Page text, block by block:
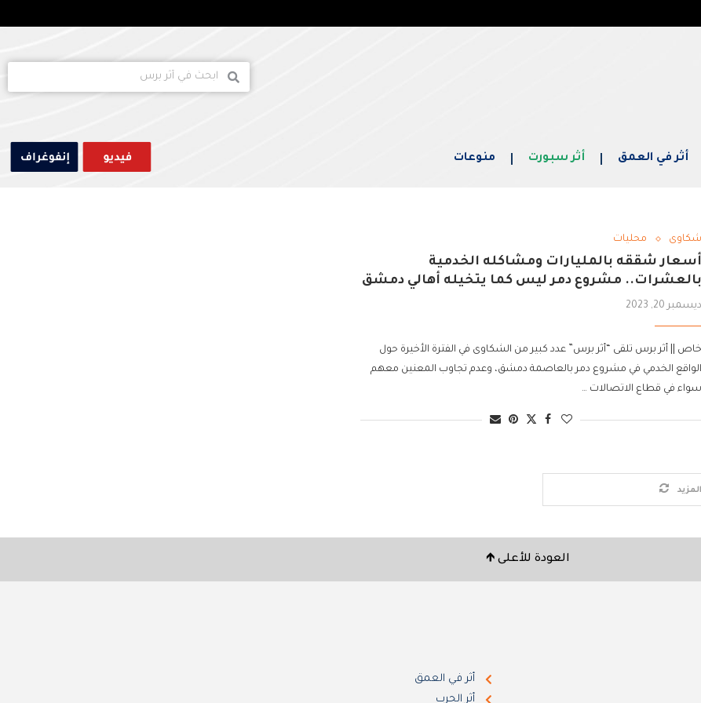
أثر في العمق أثر سبورت منوعات
شكاوى محليات
أسعار شققه بالمليارات ومشاكله الخدمية
بالعشرات.. مشروع دمر ليس كما يتخيله أهالي دمشق
ديسمبر 20, 2023
خاص || أثر برس تلقى “أثر برس” عدد كبير من الشكاوى في الفترة الأخيرة حول
الواقع الخدمي في مشروع دمر بالعاصمة دمشق، وعدم تجاوب المعنين معهم
سواء في قطاع الاتصالات …
العودة للأعلى 🡹
أثر في العمق
أثر الحرب